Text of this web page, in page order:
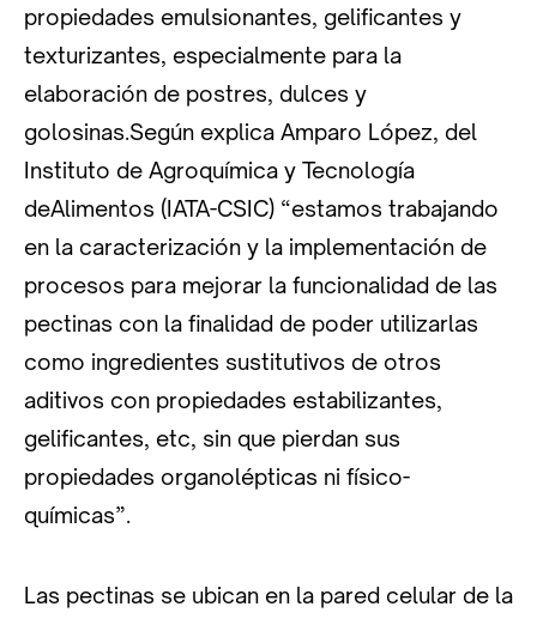
propiedades emulsionantes, gelificantes y
texturizantes, especialmente para la
elaboración de postres, dulces y
golosinas.Según explica Amparo López, del
Instituto de Agroquímica y Tecnología
deAlimentos (IATA-CSIC) “estamos trabajando
en la caracterización y la implementación de
procesos para mejorar la funcionalidad de las
pectinas con la finalidad de poder utilizarlas
como ingredientes sustitutivos de otros
aditivos con propiedades estabilizantes,
gelificantes, etc, sin que pierdan sus
propiedades organolépticas ni físico-
químicas”.
Las pectinas se ubican en la pared celular de la